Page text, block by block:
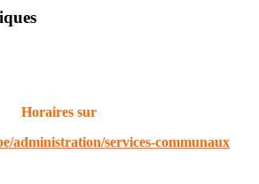
Horaires sur
administration/services-communaux